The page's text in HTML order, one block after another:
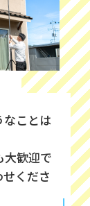
なことは
大歓迎で
くださ